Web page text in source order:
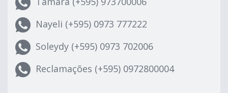
Nayeli (+595) 0973 777222
Soleydy (+595) 0973 702006
Reclamações (+595) 0972800004